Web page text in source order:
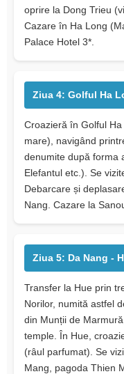
oprire la Dong Trieu
Cazare în Ha Long
Palace Hotel 3*.
Ziua 4: Golful Ha
Croazieră în Golful
mare), navigând
denumite după forma
Elefantul etc.). Se
Debarcare și
Nang. Cazare la
Ziua 5: Da Nang -
Transfer la Hue prin
Norilor, numită astfel
din Munții de
temple. În Hue,
(râul parfumat). Se
Mang, pagoda Thien